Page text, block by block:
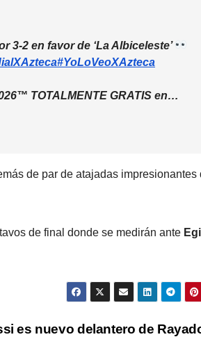
3-2 en favor de ‘La Albiceleste’
#YoLoVeoXAzteca
™️ TOTALMENTE GRATIS en…
de par de atajadas impresionantes
de final donde se medirán ante
es nuevo delantero de